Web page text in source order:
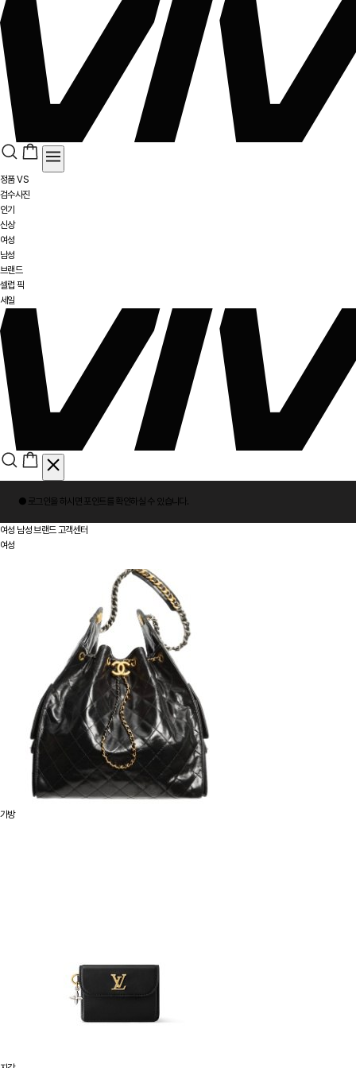
정품 VS
검수사진
인기
신상
여성
남성
브랜드
셀럽 픽
세일
그
인
● 로그인을 하시면 포인트 를 확인하실 수 있습니다.
여성 남성 브랜드 고객센터
여성
가방